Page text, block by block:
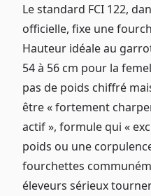
Le standard FCI 122,
officielle, fixe une
Hauteur idéale au
54 à 56 cm pour la
pas de poids chiffré
être « fortement
actif », formule qui «
poids ou une
fourchettes
éleveurs sérieux